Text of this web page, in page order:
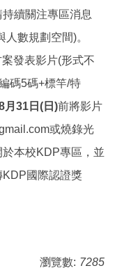
續關注專區消息
數規劃空間)。
發表影片(形式不
碼5碼+標竿/特
月31日(日)前將影片
或燒錄光
本校KDP專區，並
國際認證獎
瀏覽數: 7285